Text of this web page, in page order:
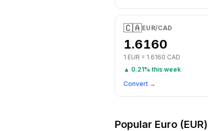
🇨🇦EUR/CAD
1.6160
1 EUR = 1.6160 CAD
▲ 0.21% this week
Convert →
Popular Euro (EUR